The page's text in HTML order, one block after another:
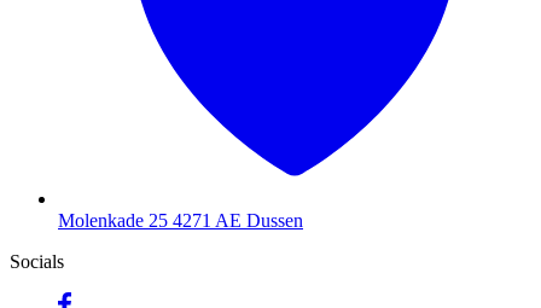
Molenkade 25 4271 AE Dussen
Socials